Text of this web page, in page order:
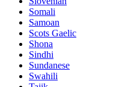
Somali
Samoan
Scots Gaelic
Shona
Sindhi
Sundanese
Swahili